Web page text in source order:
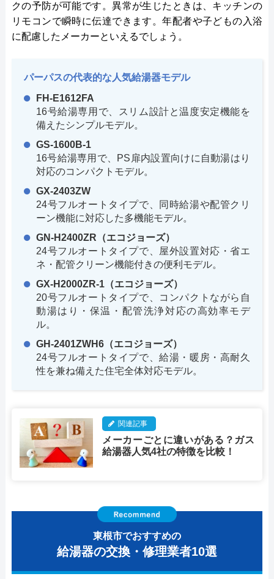
クの予防が可能です。異常が生じたときは、キッチンの
リモコンで瞬時に伝達できます。年配者や子どもの入浴
に配慮したメーカーといえるでしょう。
パーパスの代表的な人気給湯器モデル
FH-E1612FA
16号給湯専用で、スリム設計と温度安定機能を
備えたシンプルモデル。
GS-1600B-1
16号給湯専用で、PS扉内設置向けに自動湯はり
対応のコンパクトモデル。
GX-2403ZW
24号フルオートタイプで、同時給湯や配管クリ
ーン機能に対応した多機能モデル。
GN-H2400ZR（エコジョーズ）
24号フルオートタイプで、屋外設置対応・省エ
ネ・配管クリーン機能付きの便利モデル。
GX-H2000ZR-1（エコジョーズ）
20号フルオートタイプで、コンパクトながら自
動湯はり・保温・配管洗浄対応の高効率モデ
ル。
GH-2401ZWH6（エコジョーズ）
24号フルオートタイプで、給湯・暖房・高耐久
性を兼ね備えた住宅全体対応モデル。
関連記事
メーカーごとに違いがある？ガス
給湯器人気4社の特徴を比較！
東根市でおすすめの
給湯器の交換・修理業者10選